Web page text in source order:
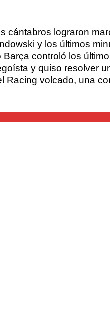
cántabros lograron
y los últimos
controló los
y quiso resolver
volcado, una